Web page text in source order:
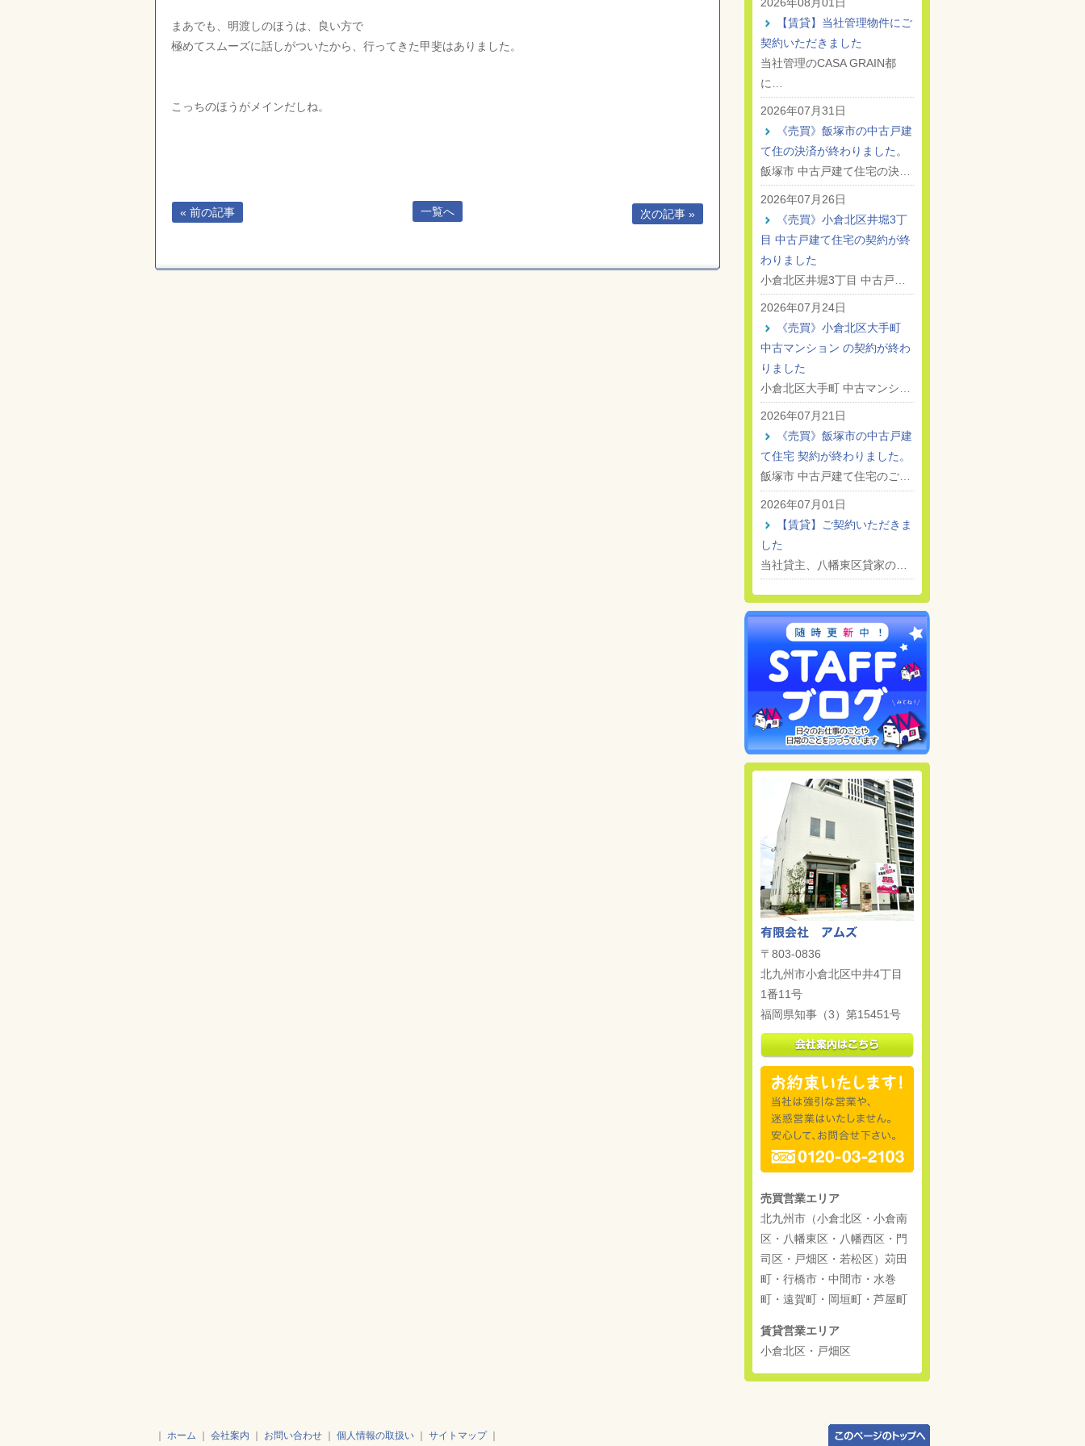
まあでも、明渡しのほうは、良い方で
極めてスムーズに話しがついたから、行ってきた甲斐はありました。
こっちのほうがメインだしね。
一覧へ
« 前の記事 次の記事 »
【賃貸】当社管理物件にご
契約いただきました
当社管理のCASA GRAIN都
に…
2026年07月31日
《売買》飯塚市の中古戸建
て住の決済が終わりました。
飯塚市 中古戸建て住宅の決…
2026年07月26日
《売買》小倉北区井堀3丁
目 中古戸建て住宅の契約が終
わりました
小倉北区井堀3丁目 中古戸…
2026年07月24日
《売買》小倉北区大手町
中古マンション の契約が終わ
りました
小倉北区大手町 中古マンシ…
2026年07月21日
《売買》飯塚市の中古戸建
て住宅 契約が終わりました。
飯塚市 中古戸建て住宅のご…
2026年07月01日
【賃貸】ご契約いただきま
した
当社貸主、八幡東区貸家の…
〒803-0836
北九州市小倉北区中井4丁目
1番11号
福岡県知事（3）第15451号
売買営業エリア
北九州市（小倉北区・小倉南
区・八幡東区・八幡西区・門
司区・戸畑区・若松区）苅田
町・行橋市・中間市・水巻
町・遠賀町・岡垣町・芦屋町
賃貸営業エリア
小倉北区・戸畑区
ホーム 会社案内 お問い合わせ 個人情報の取扱い サイトマップ｜